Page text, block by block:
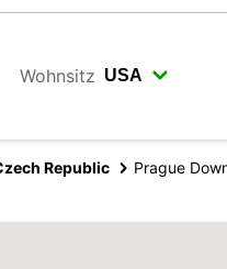
Wohnsitz
Republic Prague